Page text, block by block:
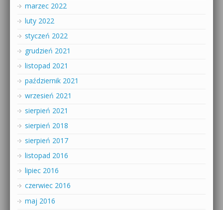
marzec 2022
luty 2022
styczeń 2022
grudzień 2021
listopad 2021
październik 2021
wrzesień 2021
sierpień 2021
sierpień 2018
sierpień 2017
listopad 2016
lipiec 2016
czerwiec 2016
maj 2016